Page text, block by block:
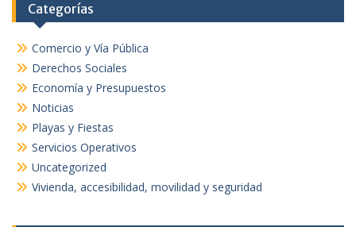
Categorías
Comercio y Vía Pública
Derechos Sociales
Economía y Presupuestos
Noticias
Playas y Fiestas
Servicios Operativos
Uncategorized
Vivienda, accesibilidad, movilidad y seguridad